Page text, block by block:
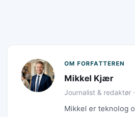
OM FORFATTEREN
Mikkel Kjær
Journalist & redaktør
Mikkel er teknolog